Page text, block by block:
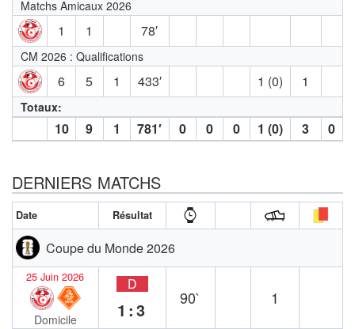
Matchs Amicaux 2026
1 1 78′
CM 2026 : Qualifications
6 5 1 433′ 1 (0) 1
Totaux:
10 9 1 781′ 0 0 0 1 (0) 3 0
DERNIERS MATCHS
Date Résultat
Coupe du Monde 2026
25 Juin 2026
Domicile
D
1:3
90` 1